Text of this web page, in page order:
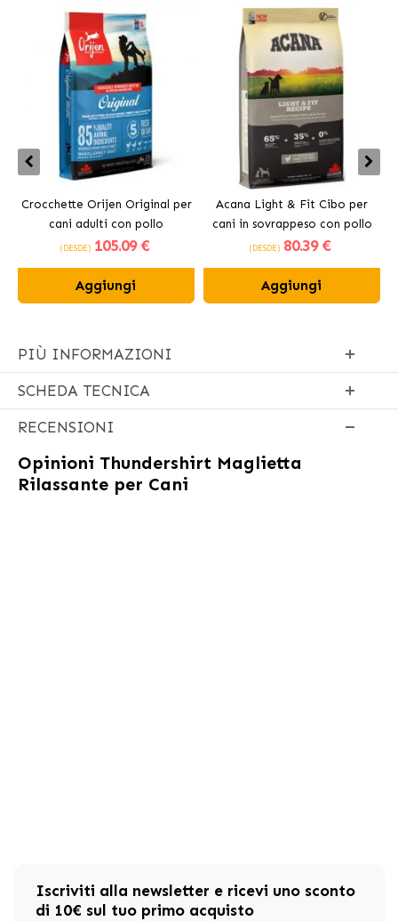
Crocchette Orijen Original per
cani adulti con pollo
(DESDE) 105.09 €
Aggiungi
Acana Light & Fit Cibo per
cani in sovrappeso con pollo
fresco
(DESDE) 80.39 €
Aggiungi
PIÙ INFORMAZIONI
SCHEDA TECNICA
RECENSIONI
Opinioni Thundershirt Maglietta
Rilassante per Cani
Iscriviti alla newsletter e ricevi uno sconto
di 10€ sul tuo primo acquisto